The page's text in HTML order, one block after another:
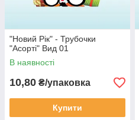
"Новий Рік" - Трубочки
"Асорті" Вид 01
В наявності
10,80 ₴/упаковка
Купити